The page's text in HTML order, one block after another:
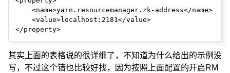
    <name>yarn.resourcemanager.zk-address</name>
    <value>localhost:2181</value>
其实上面的表格说的很详细了，不知道为什么给出的示例没
写，不过这个错也比较好找，因为按照上面配置的开启RM